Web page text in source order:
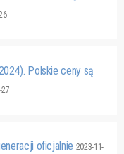
Polskie ceny są
27
oficjalnie 2023-11-